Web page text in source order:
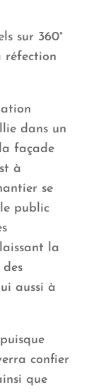
sur 360°
réfection
dans un
façade
à
se
public
la
aussi à
confier
que